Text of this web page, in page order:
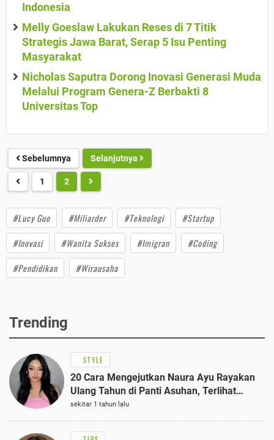
Indonesia
Melly Goeslaw Lakukan Reses di 7 Titik
Strategis Jawa Barat, Serap 5 Isu Penting
Masyarakat
Nicholas Saputra Dorong Inovasi Generasi Muda
Melalui Program Genera-Z Berbakti 8
Universitas Top
Sebelumnya Selanjutnya
1 2
#Lucy Guo #Miliarder #Teknologi
#Startup
#Inovasi
#Wanita Sukses #Imigran
#Coding
#Pendidikan
#Wirausaha
Trending
STYLE
20 Cara Mengejutkan Naura Ayu Rayakan
Ulang Tahun di Panti Asuhan, Terlihat
Anggun dengan Kaftan Cokelat
sekitar 1 tahun lalu